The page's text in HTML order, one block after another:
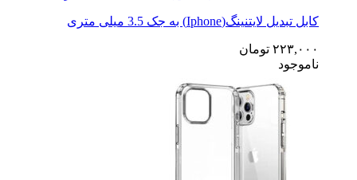
کابل تبدیل لایتنینگ(Iphone) به جک 3.5 میلی متری
۲۲۳,۰۰۰ تومان
ناموجود